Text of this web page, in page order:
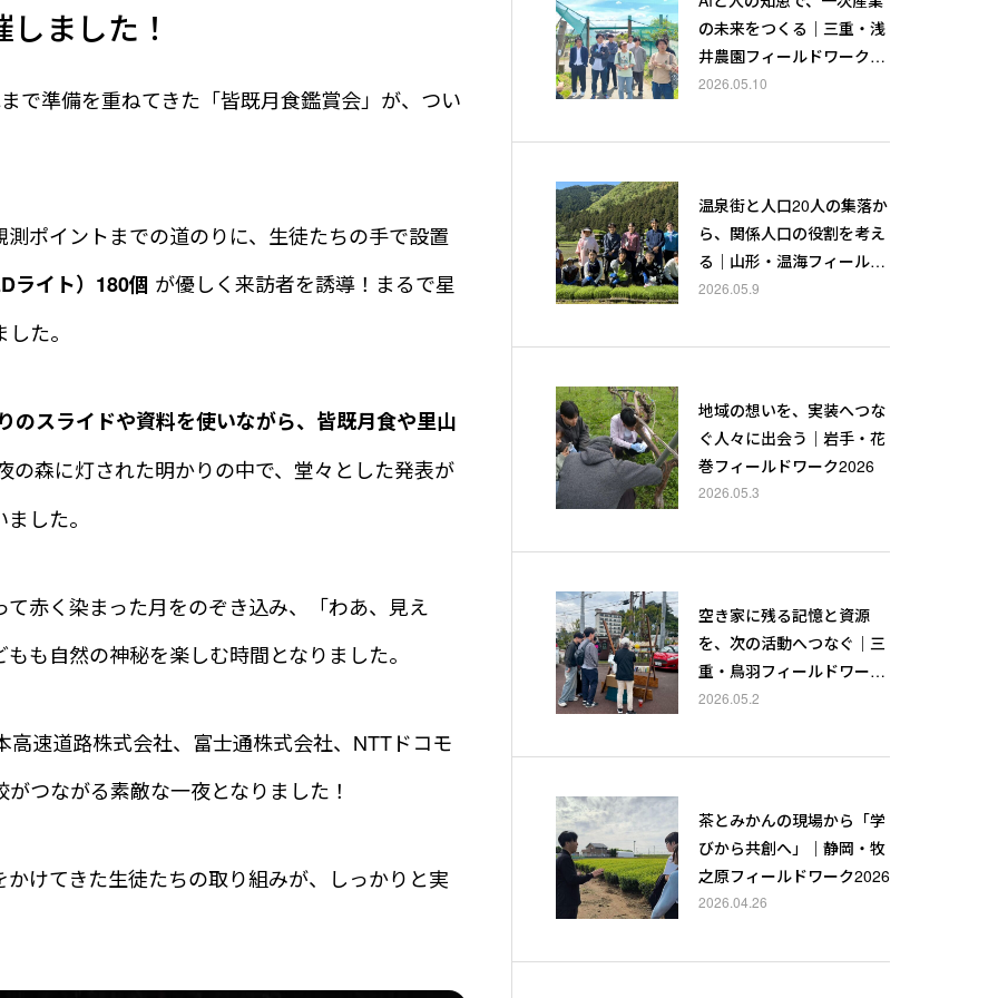
ました！
で準備を重ねてきた「皆既月食鑑賞会」が、つい
ポイントまでの道のりに、生徒たちの手で設置
ライト）180個 が優しく来訪者を誘導！まるで星
た。
のスライドや資料を使いながら、皆既月食や里山
の森に灯された明かりの中で、堂々とした発表が
した。
赤く染まった月をのぞき込み、「わあ、見え
も自然の神秘を楽しむ時間となりました。
速道路株式会社、富士通株式会社、NTTドコモ
つながる素敵な一夜となりました！
けてきた生徒たちの取り組みが、しっかりと実
の未来をつくる｜三重・浅
井農園フィールドワーク20
26
2026.05.10
温泉街と人口20人の集落か
ら、関係人口の役割を考え
る｜山形・温海フィールド
ワーク2026
2026.05.9
地域の想いを、実装へつな
ぐ人々に出会う｜岩手・花
巻フィールドワーク2026
2026.05.3
空き家に残る記憶と資源
を、次の活動へつなぐ｜三
重・鳥羽フィールドワーク
2026
2026.05.2
茶とみかんの現場から「学
びから共創へ」｜静岡・牧
之原フィールドワーク2026
2026.04.26